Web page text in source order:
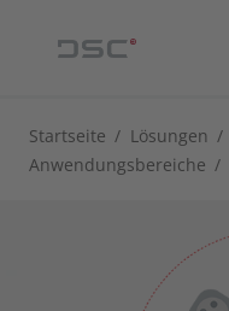
Startseite / Lösungen /
Anwendungsbereiche /